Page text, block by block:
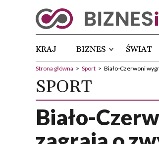
KRAJ BIZNES ŚWIAT
Strona główna > Sport > Biało-Czerwoni
SPORT
Biało-